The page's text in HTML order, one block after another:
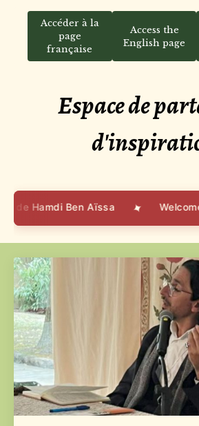
Accéder à la
page
française
Access the
English page
Espace de
Ben Aïssa ✦ Welcome to